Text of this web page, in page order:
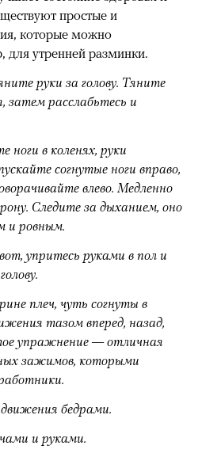
простые и
которые можно
для утренней разминки.
руки за голову. Тяните
затем расслабьтесь и
ноги в коленях, руки
согнутые ноги вправо,
влево. Медленно
Следите за дыханием, оно
и ровным.
упритесь руками в пол и
плеч, чуть согнуты в
тазом вперед, назад,
упражнение — отличная
зажимов, которыми
бедрами.
и руками.